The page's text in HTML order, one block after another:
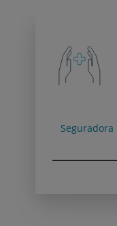
Seguradora